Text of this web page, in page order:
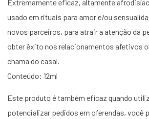
Extremamente eficaz, altamente
usado em rituais para amor e/ou
novos parceiros, para atrair a atenção da
obter êxito nos relacionamentos afetivos
chama do casal.
Conteúdo: 12ml
Este produto é também eficaz quando
potencializar pedidos em oferendas, você